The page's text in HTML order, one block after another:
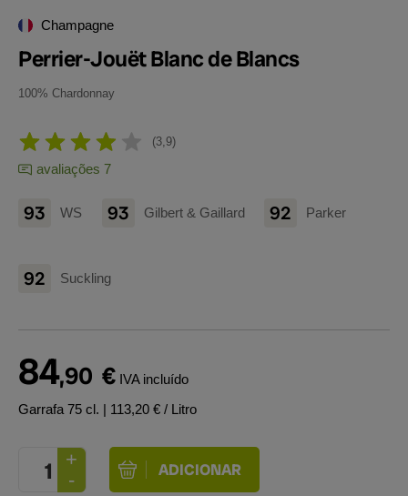
Champagne
Perrier-Jouët Blanc de Blancs
100% Chardonnay
3,9
avaliações 7
93 WS 93 Gilbert & Gaillard 92 Parker
92 Suckling
84,90 € IVA incluído
Garrafa 75 cl. | 113,20 € / Litro